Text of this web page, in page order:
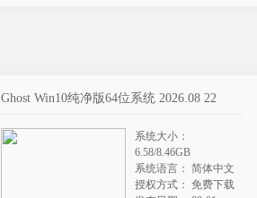
Ghost Win10纯净版64位系统 2026.08 22
系统大小：
6.58/8.46GB
系统语言： 简体中文
授权方式： 免费下载